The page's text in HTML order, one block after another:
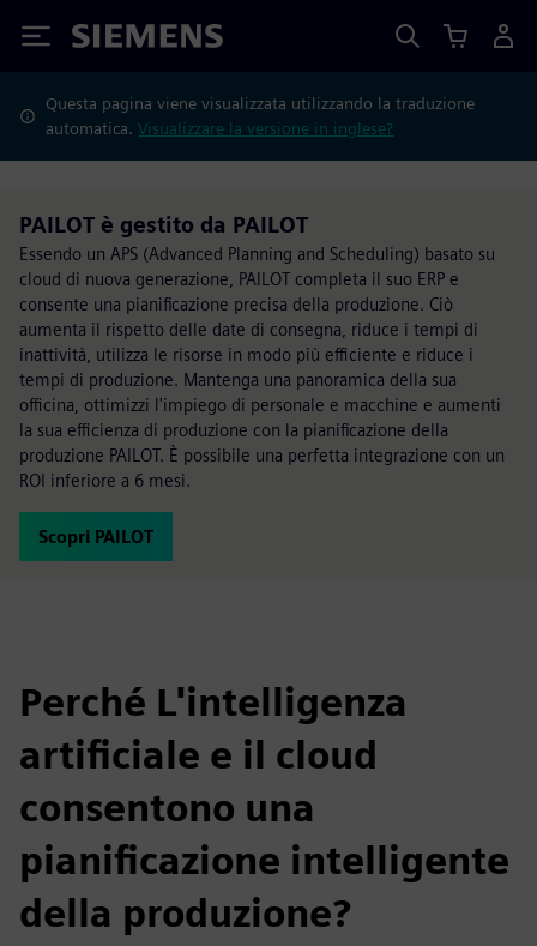
Siemens
Questa pagina viene visualizzata utilizzando la traduzione
automatica.Visualizzare la versione in inglese?
PAILOT è gestito da PAILOT
Essendo un APS (Advanced Planning and Scheduling) basato su
cloud di nuova generazione, PAILOT completa il suo ERP e
consente una pianificazione precisa della produzione. Ciò
aumenta il rispetto delle date di consegna, riduce i tempi di
inattività, utilizza le risorse in modo più efficiente e riduce i
tempi di produzione. Mantenga una panoramica della sua
officina, ottimizzi l'impiego di personale e macchine e aumenti
la sua efficienza di produzione con la pianificazione della
produzione PAILOT. È possibile una perfetta integrazione con un
ROI inferiore a 6 mesi.
Scopri PAILOT
Perché L'intelligenza
artificiale e il cloud
consentono una
pianificazione intelligente
della produzione?